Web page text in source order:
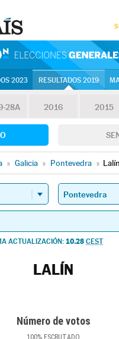
2023 RESULTADOS 2019
28A 2016 2015
» Galicia » Pontevedra » Lalín
ACTUALIZACIÓN: 10.28 CEST
LALÍN
Número de votos
100% ESCRUTADO